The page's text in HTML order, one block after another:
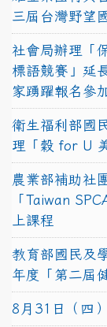
三屆台灣野望
社會局辦理「
標語競賽」延
家踴躍報名參
衛生福利部國
理「穀 for U
農業部補助社
「Taiwan
上課程
教育部國民及
年度「第二屆
8月31日（四